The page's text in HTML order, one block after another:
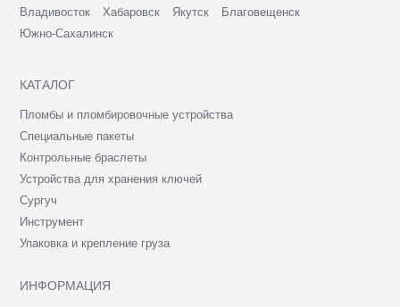
Владивосток Хабаровск Якутск
Благовещенск
Южно-Сахалинск
КАТАЛОГ
Пломбы и пломбировочные устройства
Специальные пакеты
Контрольные браслеты
Устройства для хранения ключей
Сургуч
Инструмент
Упаковка и крепление груза
ИНФОРМАЦИЯ